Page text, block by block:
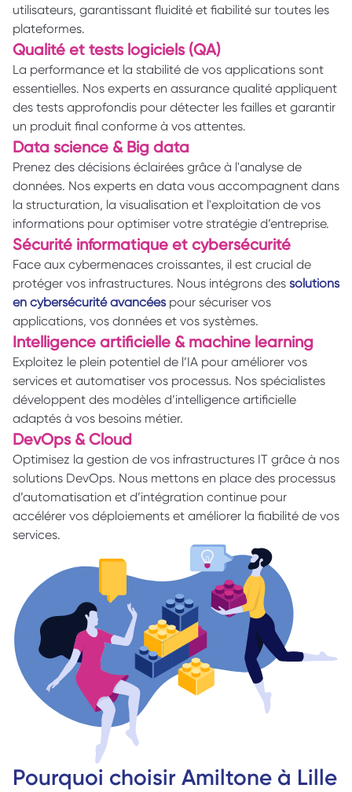
utilisateurs, garantissant fluidité et fiabilité sur toutes les
plateformes.
Qualité et tests logiciels (QA)
La performance et la stabilité de vos applications sont
essentielles. Nos experts en assurance qualité appliquent
des tests approfondis pour détecter les failles et garantir
un produit final conforme à vos attentes.
Data science & Big data
Prenez des décisions éclairées grâce à l'analyse de
données. Nos experts en data vous accompagnent dans
la structuration, la visualisation et l'exploitation de vos
informations pour optimiser votre stratégie d’entreprise.
Sécurité informatique et cybersécurité
Face aux cybermenaces croissantes, il est crucial de
protéger vos infrastructures. Nous intégrons des solutions
en cybersécurité avancées pour sécuriser vos
applications, vos données et vos systèmes.
Intelligence artificielle & machine learning
Exploitez le plein potentiel de l’IA pour améliorer vos
services et automatiser vos processus. Nos spécialistes
développent des modèles d’intelligence artificielle
adaptés à vos besoins métier.
DevOps & Cloud
Optimisez la gestion de vos infrastructures IT grâce à nos
solutions DevOps. Nous mettons en place des processus
d’automatisation et d’intégration continue pour
accélérer vos déploiements et améliorer la fiabilité de vos
services.
Pourquoi choisir Amiltone à Lille